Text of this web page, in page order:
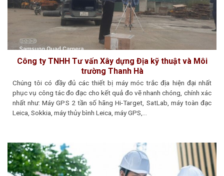
Công ty TNHH Tư vấn Xây dựng Địa kỹ thuật và Môi
trường Thanh Hà
Chúng tôi có đầy đủ các thiết bị máy móc trắc địa hiện đại nhất
phục vụ công tác đo đạc cho kết quả đo vẽ nhanh chóng, chính xác
nhất như: Máy GPS 2 tần số hãng Hi-Target, SatLab, máy toàn đạc
Leica, Sokkia, máy thủy bình Leica, máy GPS,…